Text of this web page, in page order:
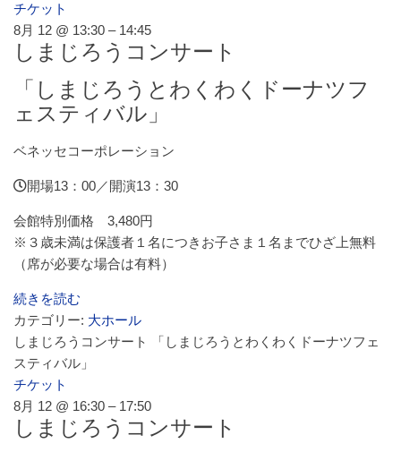
チケット
8月 12 @ 13:30 – 14:45
しまじろうコンサート
「しまじろうとわくわくドーナツフ
ェスティバル」
ベネッセコーポレーション
開場13：00／開演13：30
会館特別価格 3,480円
※３歳未満は保護者１名につきお子さま１名までひざ上無料
（席が必要な場合は有料）
続きを読む
カテゴリー: 大ホール
しまじろうコンサート 「しまじろうとわくわくドーナツフェ
スティバル」
チケット
8月 12 @ 16:30 – 17:50
しまじろうコンサート